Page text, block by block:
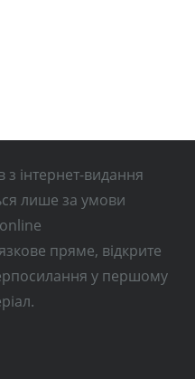
з інтернет-видання
лише за умови
пряме, відкрите
у першому